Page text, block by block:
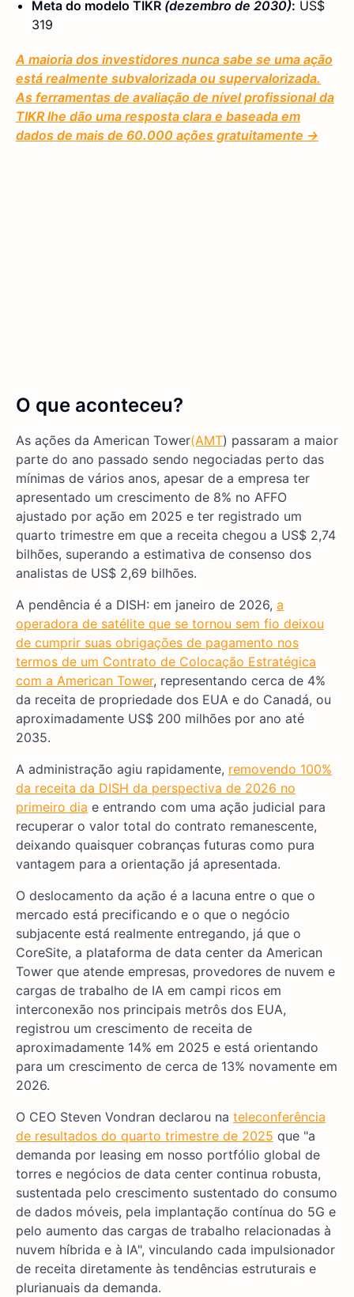
Meta do modelo TIKR (dezembro de 2030): US$
319
A maioria dos investidores nunca sabe se uma ação
está realmente subvalorizada ou supervalorizada.
As ferramentas de avaliação de nível profissional da
TIKR lhe dão uma resposta clara e baseada em
dados de mais de 60.000 ações gratuitamente →
O que aconteceu?
As ações da American Tower(AMT) passaram a maior
parte do ano passado sendo negociadas perto das
mínimas de vários anos, apesar de a empresa ter
apresentado um crescimento de 8% no AFFO
ajustado por ação em 2025 e ter registrado um
quarto trimestre em que a receita chegou a US$ 2,74
bilhões, superando a estimativa de consenso dos
analistas de US$ 2,69 bilhões.
A pendência é a DISH: em janeiro de 2026, a
operadora de satélite que se tornou sem fio deixou
de cumprir suas obrigações de pagamento nos
termos de um Contrato de Colocação Estratégica
com a American Tower, representando cerca de 4%
da receita de propriedade dos EUA e do Canadá, ou
aproximadamente US$ 200 milhões por ano até
2035.
A administração agiu rapidamente, removendo 100%
da receita da DISH da perspectiva de 2026 no
primeiro dia e entrando com uma ação judicial para
recuperar o valor total do contrato remanescente,
deixando quaisquer cobranças futuras como pura
vantagem para a orientação já apresentada.
O deslocamento da ação é a lacuna entre o que o
mercado está precificando e o que o negócio
subjacente está realmente entregando, já que o
CoreSite, a plataforma de data center da American
Tower que atende empresas, provedores de nuvem e
cargas de trabalho de IA em campi ricos em
interconexão nos principais metrôs dos EUA,
registrou um crescimento de receita de
aproximadamente 14% em 2025 e está orientando
para um crescimento de cerca de 13% novamente em
2026.
O CEO Steven Vondran declarou na teleconferência
de resultados do quarto trimestre de 2025 que "a
demanda por leasing em nosso portfólio global de
torres e negócios de data center continua robusta,
sustentada pelo crescimento sustentado do consumo
de dados móveis, pela implantação contínua do 5G e
pelo aumento das cargas de trabalho relacionadas à
nuvem híbrida e à IA", vinculando cada impulsionador
de receita diretamente às tendências estruturais e
plurianuais da demanda.